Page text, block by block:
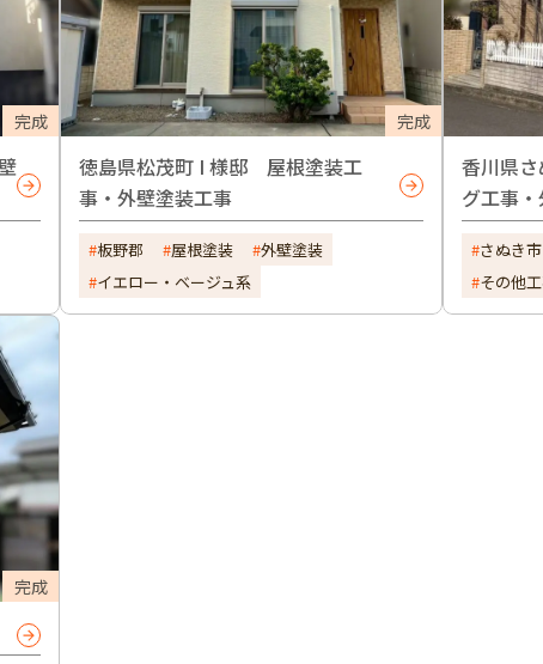
完成 完成
徳島県松茂町 I 様邸 屋根塗装工
事・外壁塗装工事
板野郡 屋根塗装
外壁塗装
イエロー・ベージュ系
香川県
グ工事
さぬき市
その他
完成